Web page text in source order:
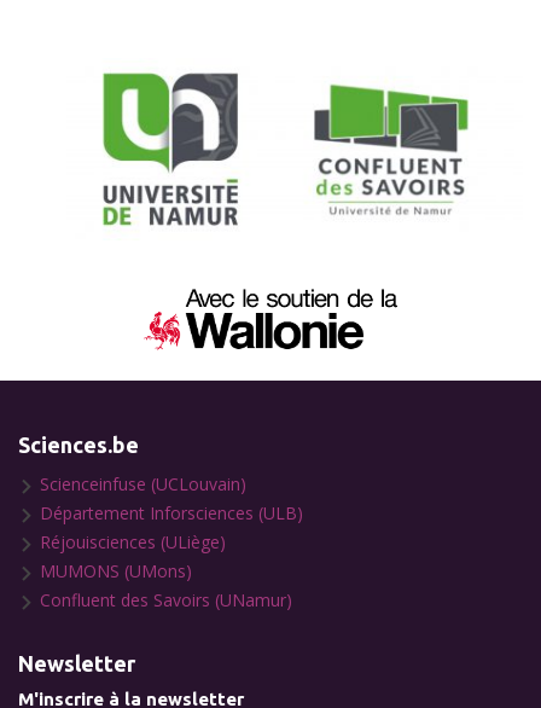
Sciences.be
Scienceinfuse (UCLouvain)
Département Inforsciences (ULB)
Réjouisciences (ULiège)
MUMONS (UMons)
Confluent des Savoirs (UNamur)
Newsletter
M'inscrire à la newsletter